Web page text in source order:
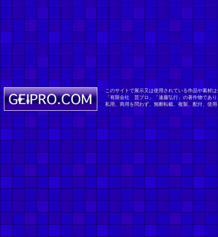
このサイトで展示又は使用されている作品や素材は
「有限会社 芸プロ」「遠藤弘行」の著作物であ
私用、商用を問わず、無断転載、複製、配付、